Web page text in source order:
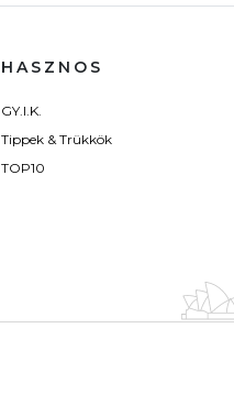
HASZNOS
GY.I.K.
Tippek & Trükkök
TOP10